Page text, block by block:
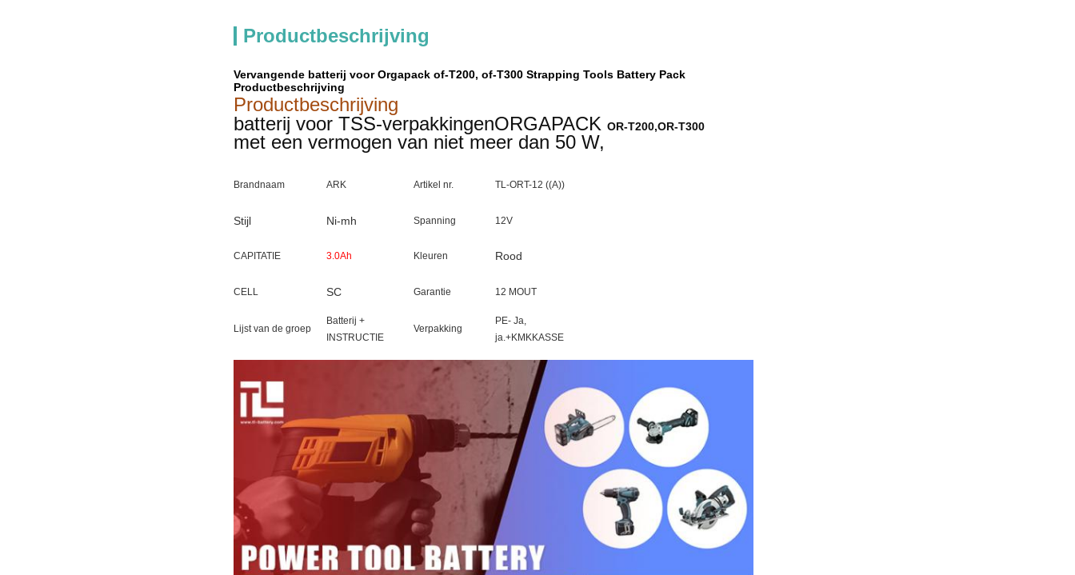
Productbeschrijving
Vervangende batterij voor Orgapack of-T200, of-T300 Strapping Tools Battery Pack
Productbeschrijving
Productbeschrijving
batterij voor TSS-verpakkingenORGAPACK OR-T200,OR-T300
met een vermogen van niet meer dan 50 W,
Brandnaam ARK Artikel nr. TL-ORT-12 ((A))
Stijl Ni-mh Spanning 12V
CAPITATIE 3.0Ah Kleuren Rood
CELL SC Garantie 12 MOUT
Lijst van de groep
Batterij +
INSTRUCTIE
Verpakking
PE- Ja,
ja.+KMKKASSE